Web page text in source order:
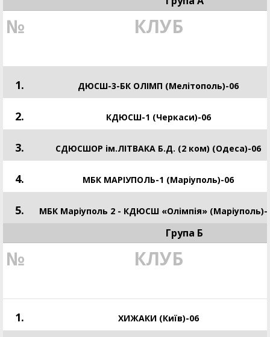
№ КЛУБ
1. ДЮСШ-3-БК ОЛІМП (Мелітополь)-06
2. КДЮСШ-1 (Черкаси)-06
3. СДЮСШОР ім.ЛІТВАКА Б.Д. (2 ком) (Одеса)-06
4. МБК МАРІУПОЛЬ-1 (Маріуполь)-06
5. МБК Маріуполь 2 - КДЮСШ «Олімпія» (Маріуполь)-
Група Б
№ КЛУБ
1. ХИЖАКИ (Київ)-06